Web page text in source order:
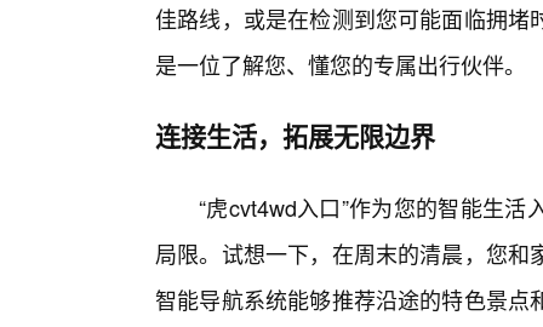
佳路线，或是在检测到您可能面临拥
是一位了解您、懂您的专属出行伙伴。
连接生活，拓展无限边界
“虎cvt4wd入口”作为您的智能生
局限。试想一下，在周末的清晨，您
智能导航系统能够推荐沿途的特色景